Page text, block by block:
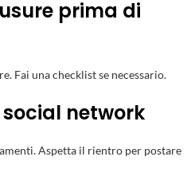
prima di
Fai una checklist se necessario.
network
Aspetta il rientro per postare